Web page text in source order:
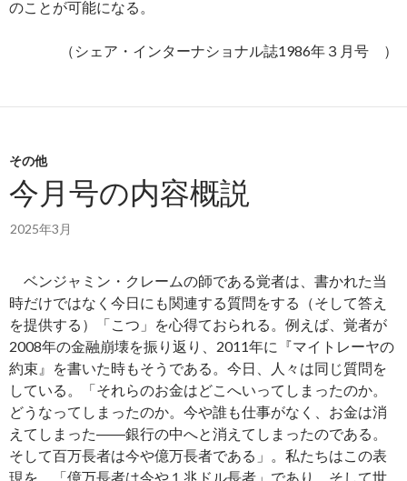
のことが可能になる。
（シェア・インターナショナル誌1986年３月号 ）
その他
今月号の内容概説
2025年3月
ベンジャミン・クレームの師である覚者は、書かれた当
時だけではなく今日にも関連する質問をする（そして答え
を提供する）「こつ」を心得ておられる。例えば、覚者が
2008年の金融崩壊を振り返り、2011年に『マイトレーヤの
約束』を書いた時もそうである。今日、人々は同じ質問を
している。「それらのお金はどこへいってしまったのか。
どうなってしまったのか。今や誰も仕事がなく、お金は消
えてしまった――銀行の中へと消えてしまったのである。
そして百万長者は今や億万長者である」。私たちはこの表
現を、「億万長者は今や１兆ドル長者」であり、そして世